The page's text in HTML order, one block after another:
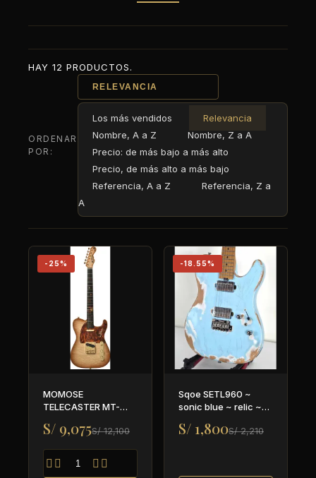
HAY 12 PRODUCTOS.
ORDENAR
POR:
RELEVANCIA
Los más vendidos
Relevancia
Nombre, A a Z
Nombre, Z a A
Precio: de más bajo a más alto
Precio, de más alto a más bajo
Referencia, A a Z
Referencia, Z a
A
-25%
MOMOSE
TELECASTER MT-
MF'18
S/ 9,075S/ 12,100
   
-18.55%
Sqoe SETL960 ~
sonic blue ~ relic ~
S/ 1,800S/ 2,210